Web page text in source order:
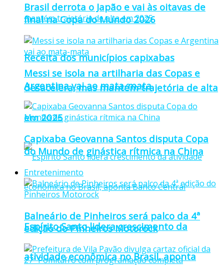
Receita dos municípios capixabas
desacelera, mas mantém trajetória de alta
em 2025
Espírito Santo lidera crescimento da
atividade econômica no Brasil, aponta
Brasil derrota o Japão e vai às oitavas de
final na Copa do Mundo 2026
Messi se isola na artilharia das Copas e
Argentina vai ao mata-mata
Capixaba Geovanna Santos disputa Copa
do Mundo de ginástica rítmica na China
Entretenimento
Balneário de Pinheiros será palco da 4ª
edição do Pinheiros Motorock